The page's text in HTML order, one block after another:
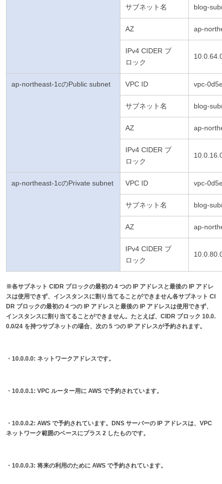
サブネット名 blog-
AZ ap-
IPv4 CIDER ブ
ロック
ap-northeast-1cのPublic subnet VPC ID vpc-
サブネット名 blog-
AZ ap-
IPv4 CIDER ブ
ロック
ap-northeast-1cのPrivate subnet VPC ID vpc-
サブネット名 blog-
AZ ap-
IPv4 CIDER ブ
ロック
※各サブネット CIDR ブロックの最初の 4 つの IP アドレスと最後の IP アドレ
スは使用できず、インスタンスに割り当てることができません各サブネット CI
DR ブロックの最初の 4 つの IP アドレスと最後の IP アドレスは使用できず、
インスタンスに割り当てることができません。たとえば、CIDR ブロック 10.0.
0.0/24 を持つサブネットの場合、次の 5 つの IP アドレスが予約されます。
・10.0.0.0: ネットワークアドレスです。
・10.0.0.1: VPC ルーター用に AWS で予約されています。
・10.0.0.2: AWS で予約されています。DNS サーバーの IP アドレスは、VPC
ネットワーク範囲のベースにプラス 2 したものです。
・10.0.0.3: 将来の利用のために AWS で予約されています。